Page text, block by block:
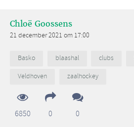
Chloë Goossens
21 december 2021 om 17:00
Basko blaashal clubs
Veldhoven
zaalhockey
6850 0 0